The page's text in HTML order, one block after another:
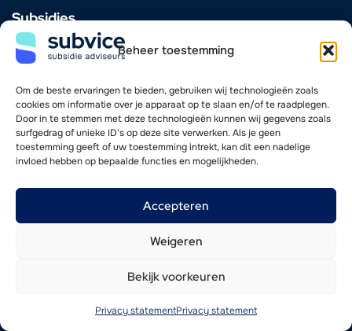
Beheer toestemming
Om de beste ervaringen te bieden, gebruiken wij technologieën zoals
cookies om informatie over je apparaat op te slaan en/of te raadplegen.
Door in te stemmen met deze technologieën kunnen wij gegevens zoals
surfgedrag of unieke ID's op deze site verwerken. Als je geen
toestemming geeft of uw toestemming intrekt, kan dit een nadelige
invloed hebben op bepaalde functies en mogelijkheden.
Accepteren
Weigeren
Bekijk voorkeuren
Privacy statementPrivacy statement
Subsidies
Innovatie
Energie & Verduurzaming
Investering & Financiering
Zorg
Vind je weg
Adviseurs
Nieuwsoverzicht
Contact
Website door
WP Masters
Algemene voorwaardenPrivacy- en cookieverklaring